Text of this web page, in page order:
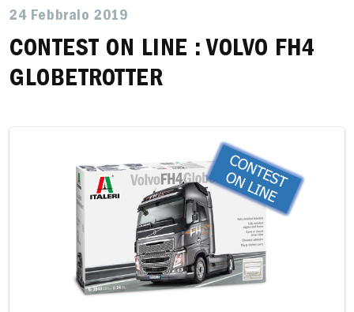
24 Febbraio 2019
CONTEST ON LINE : VOLVO FH4
GLOBETROTTER